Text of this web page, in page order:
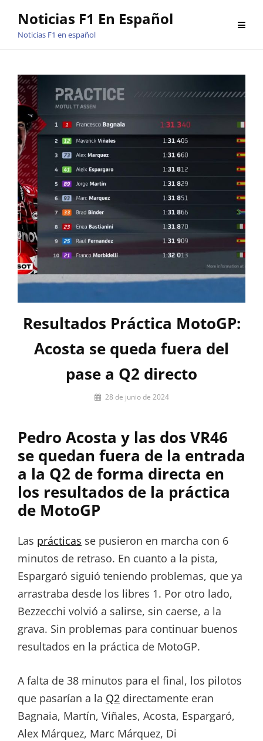
Noticias F1 En Español
Noticias F1 en español
Resultados Práctica MotoGP:
Acosta se queda fuera del
pase a Q2 directo
Por
Paquet
28 de junio de 2024
Pedro Acosta y las dos VR46
se quedan fuera de la entrada
a la Q2 de forma directa en
los resultados de la práctica
de MotoGP
Las prácticas se pusieron en marcha con 6
minutos de retraso. En cuanto a la pista,
Espargaró siguió teniendo problemas, que ya
arrastraba desde los libres 1. Por otro lado,
Bezzecchi volvió a salirse, sin caerse, a la
grava. Sin problemas para continuar buenos
resultados en la práctica de MotoGP.
A falta de 38 minutos para el final, los pilotos
que pasarían a la Q2 directamente eran
Bagnaia, Martín, Viñales, Acosta, Espargaró,
Alex Márquez, Marc Márquez, Di